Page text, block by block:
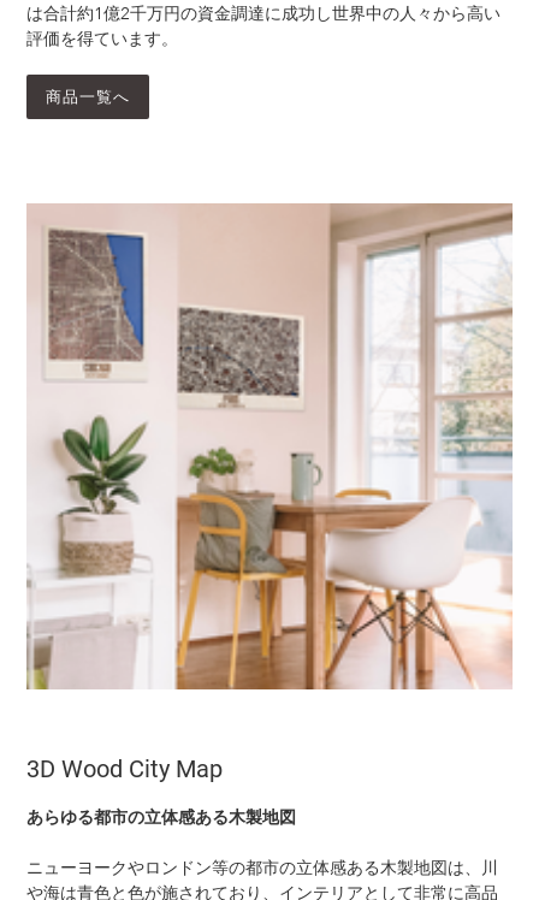
は合計約1億2千万円の資金調達に成功し世界中の人々から高い
評価を得ています。
商品一覧へ
3D Wood City Map
あらゆる都市の立体感ある木製地図
ニューヨークやロンドン等の都市の立体感ある木製地図は、川
や海は青色と色が施されており、インテリアとして非常に高品